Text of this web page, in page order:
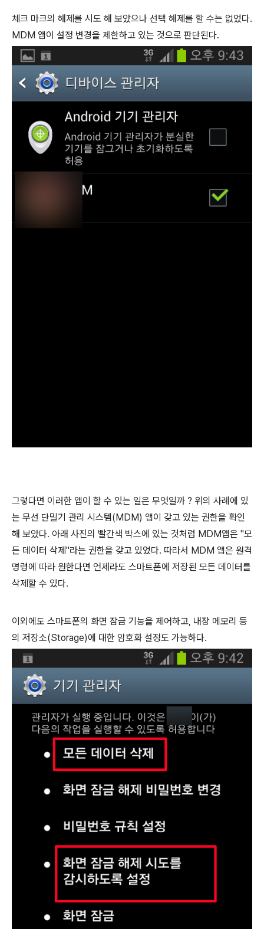
체크 마크의 해제를 시도 해 보았으나 선택 해제를 할 수는 없었다.
MDM 앱이 설정 변경을 제한하고 있는 것으로 판단된다.
그렇다면 이러한 앱이 할 수 있는 일은 무엇일까 ? 위의 사례에 있
는 무선 단밀기 관리 시스템(MDM) 앱이 갖고 있는 권한을 확인
해 보았다. 아래 사진의 빨간색 박스에 있는 것처럼 MDM앱은 "모
든 데이터 삭제"라는 권한을 갖고 있었다. 따라서 MDM 앱은 원격
명령에 따라 원한다면 언제라도 스마트폰에 저장된 모든 데이터를
삭제할 수 있다.
이외에도 스마트폰의 화면 잠금 기능을 제어하고, 내장 메모리 등
의 저장소(Storage)에 대한 암호화 설정도 가능하다.